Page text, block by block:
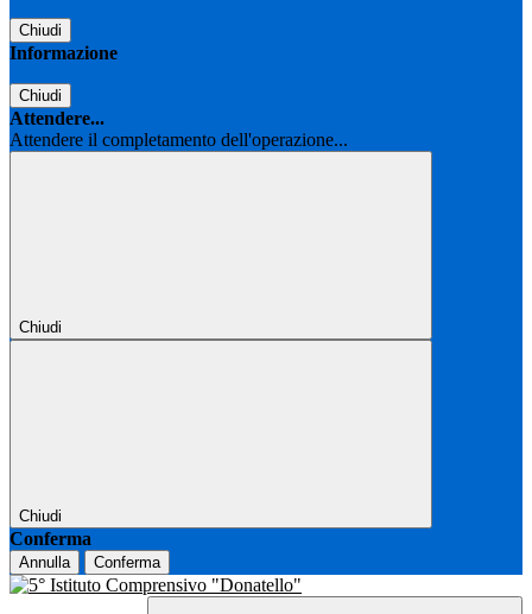
Chiudi
Informazione
Chiudi
Attendere...
Attendere il completamento dell'operazione...
Chiudi
Chiudi
Conferma
Annulla Conferma